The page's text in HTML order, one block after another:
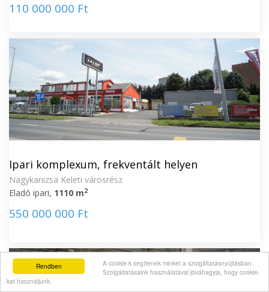
Rendben
A cookie-k segítenek minket a szolgáltatásnyújtásban.
Szolgáltatásaink használatával jóváhagyja, hogy cookie-
kat használjunk.
110 000 000 Ft
Ipari komplexum, frekventált helyen
Nagykanizsa Keleti városrész
Eladó ipari, 1110 m2
550 000 000 Ft